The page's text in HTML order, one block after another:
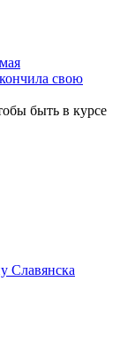
свою
быть в курсе
Славянска